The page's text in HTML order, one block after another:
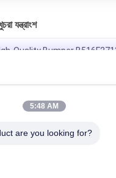
যন্ত্রাংশ
Quality Bumper
White
ইঞ্জিন খুচরা যন্ত্রাংশ সস্তা
5:48 AM
are you looking for?